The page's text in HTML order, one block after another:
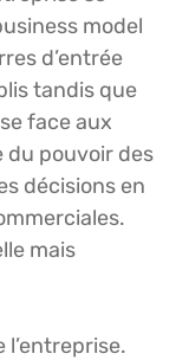
model
d’entrée
tandis que
face aux
du pouvoir des
décisions en
mais
l’entreprise.